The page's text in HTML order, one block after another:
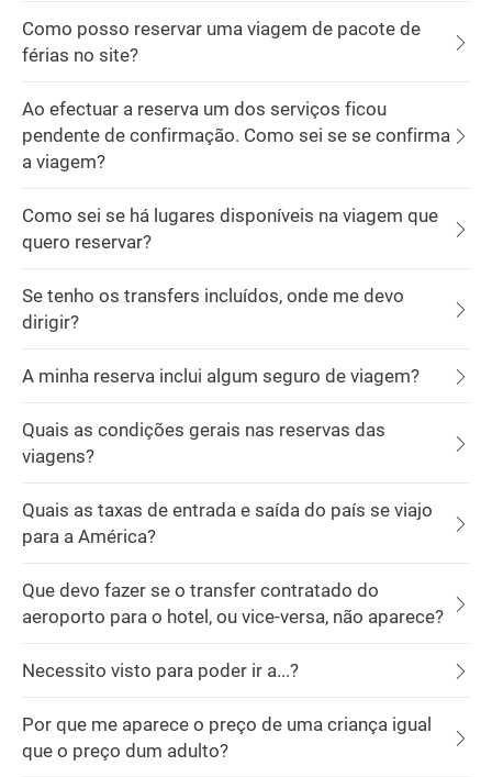
Como posso reservar uma viagem de pacote de
férias no site?
Ao efectuar a reserva um dos serviços ficou
pendente de confirmação. Como sei se se confirma
a viagem?
Como sei se há lugares disponíveis na viagem que
quero reservar?
Se tenho os transfers incluídos, onde me devo
dirigir?
A minha reserva inclui algum seguro de viagem?
Quais as condições gerais nas reservas das
viagens?
Quais as taxas de entrada e saída do país se viajo
para a América?
Que devo fazer se o transfer contratado do
aeroporto para o hotel, ou vice-versa, não aparece?
Necessito visto para poder ir a...?
Por que me aparece o preço de uma criança igual
que o preço dum adulto?